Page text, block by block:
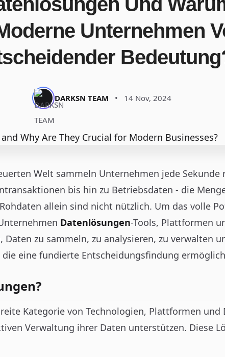
Unternehmen
DARKSN TEAM • 14 Nov, 2024
Welt sammeln Unternehmen jede Sekunde
bis hin zu Betriebsdaten - die
allein sind nicht nützlich. Um das volle
Datenlösungen-Tools, Plattformen
zu sammeln, zu analysieren, zu verwalten
eine fundierte Entscheidungsfindung
Kategorie von Technologien, Plattformen
Verwaltung ihrer Daten unterstützen. Diese